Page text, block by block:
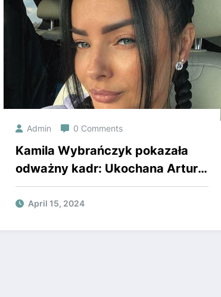
Admin 0 Comments
Kamila Wybrańczyk pokazała
odważny kadr: Ukochana Artura
Szpilki nago w wannie.
April 15, 2024